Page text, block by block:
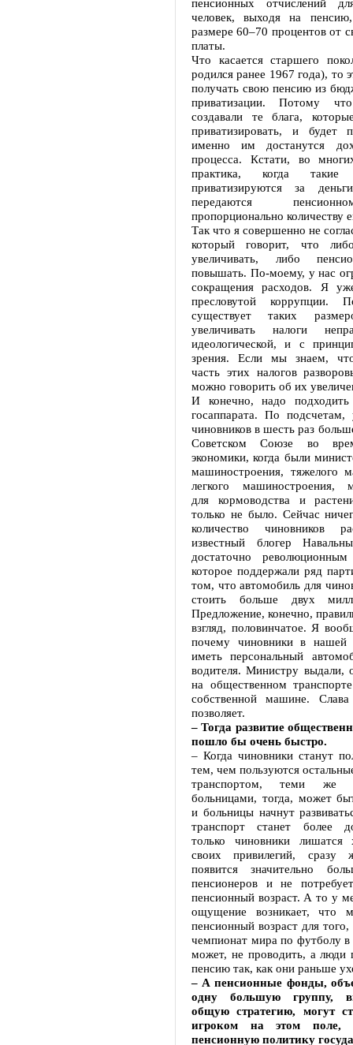
пенсионных отчислений
человек, выходя на
размере 60–70 процентов от
платы.
Что касается старшего
родился ранее 1967 года), то
получать свою пенсию из
приватизации. Потому
создавали те блага,
приватизировать, и будет
именно им достанутся
процесса. Кстати, во
практика, когда
приватизируются за
передаются
пропорционально количеству
Так что я совершенно не
который говорит, что
увеличивать, либо
повышать. По-моему, у нас
сокращения расходов. Я
пресловутой коррупции.
существует таких
увеличивать налоги
идеологической, и с
зрения. Если мы знаем,
часть этих налогов
можно говорить об их
И конечно, надо
госаппарата. По
чиновников в шесть раз
Советском Союзе во
экономики, когда были
машиностроения, тяжелого
легкого машиностроения,
для кормоводства и
только не было. Сейчас
количество чиновников
известный блогер
достаточно
которое поддержали ряд
том, что автомобиль для
стоить больше двух
Предложение, конечно,
взгляд, половинчатое. Я
почему чиновники в нашей
иметь персональный
водителя. Министру выдали,
на общественном
собственной машине. Слава
позволяет.
– Тогда развитие
пошло бы очень быстро.
– Когда чиновники станут
тем, чем пользуются
транспортом, теми же
больницами, тогда, может
и больницы начнут
транспорт станет более
только чиновники
своих привилегий,
появится значительно
пенсионеров и не
пенсионный возраст. А то у
ощущение возникает, что
пенсионный возраст для
чемпионат мира по футболу в
может, не проводить, а люди
пенсию так, как они раньше
– А пенсионные фонды,
одну большую группу,
общую стратегию, могут
игроком на этом поле,
пенсионную политику